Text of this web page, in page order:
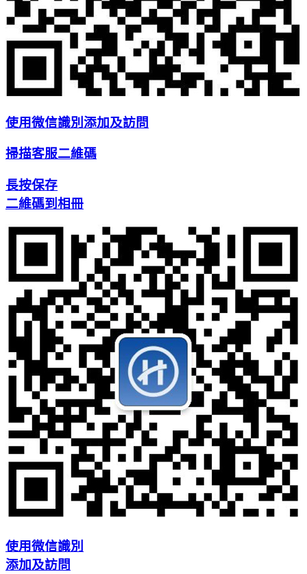
使用微信識別添加及訪問
掃描客服二維碼
長按保存
二維碼到相冊
使用微信識別
添加及訪問